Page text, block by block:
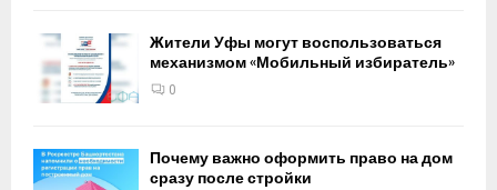
Жители Уфы могут воспользоваться
механизмом «Мобильный избиратель»
0
Почему важно оформить право на дом
сразу после стройки